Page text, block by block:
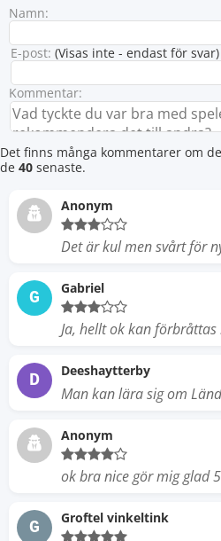
Namn:
E-post: (Visas inte - endast för svar)
Kommentar:
Det finns många kommentarer om
de 40 senaste.
Anonym
Det är kul men svårt för
G Gabriel
Ja, hellt ok kan
D Deeshaytterby
Man kan lära sig om
Anonym
ok bra nice gör mig glad
G Groftel vinkeltink